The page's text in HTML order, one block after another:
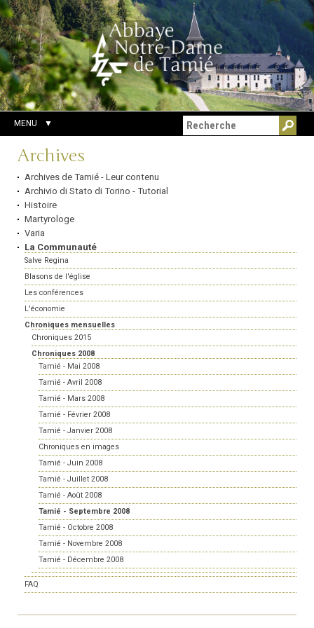
Aller
au
contenu.
|
Aller
à
la
navigation
Outils
personnels
Chercher par
Recherche
avancée…
MENU
Navigation
Archives
Archives de Tamié - Leur contenu
Archivio di Stato di Torino - Tutorial
Histoire
Martyrologe
Varia
La Communauté
Salve Regina
Blasons de l'église
Les conférences
L'économie
Chroniques mensuelles
Chroniques 2015
Chroniques 2008
Tamié - Mai 2008
Tamié - Avril 2008
Tamié - Mars 2008
Tamié - Février 2008
Tamié - Janvier 2008
Chroniques en images
Tamié - Juin 2008
Tamié - Juillet 2008
Tamié - Août 2008
Tamié - Septembre 2008
Tamié - Octobre 2008
Tamié - Novembre 2008
Tamié - Décembre 2008
FAQ